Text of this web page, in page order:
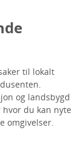
til lokalt
og landsbygd
hvor du kan nyte
omgivelser.